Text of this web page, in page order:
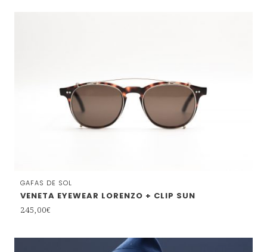
GAFAS DE SOL
VENETA EYEWEAR LORENZO + CLIP SUN
245,00€